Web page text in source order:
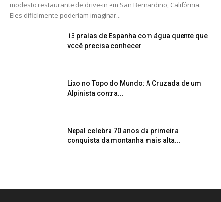
modesto restaurante de drive-in em San Bernardino, Califórnia.
Eles dificilmente poderiam imaginar...
13 praias de Espanha com água quente que
você precisa conhecer
Lixo no Topo do Mundo: A Cruzada de um
Alpinista contra...
Nepal celebra 70 anos da primeira
conquista da montanha mais alta...